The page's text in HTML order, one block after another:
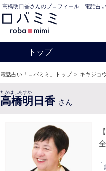
高橋明日香さんのプロフィール｜電話占い
トップ
電話占い「ロバミミ」トップ > キキジョ
たかはしあすか
高橋明日香 さん